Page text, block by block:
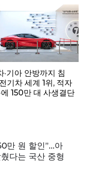
·기아 안방까지 침
기차 세계 1위, 적자
150만 대 사생결단
만 원 할인”…아
다는 국산 중형